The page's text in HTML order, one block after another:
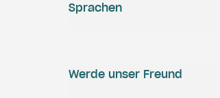
Werde unser Freund
Sprachen